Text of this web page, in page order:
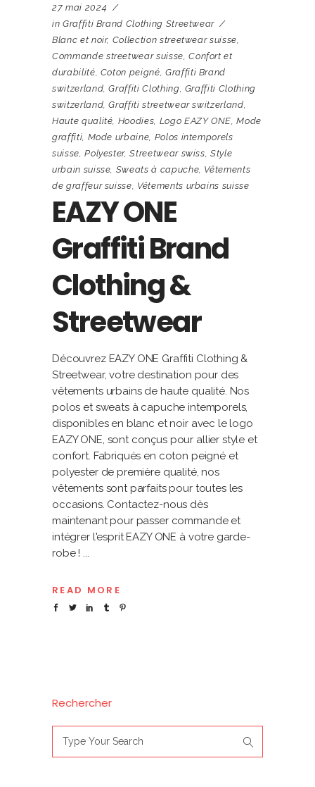
27 mai 2024
in Graffiti Brand Clothing Streetwear
Blanc et noir, Collection streetwear suisse,
Commande streetwear suisse,Confort et
durabilité, Coton peigné, Graffiti Brand
switzerland,Graffiti Clothing, Graffiti Clothing
switzerland,Graffiti streetwear switzerland,
Haute qualité, Hoodies, Logo EAZY ONE,Mode
graffiti, Mode urbaine, Polos intemporels
suisse,Polyester,Streetwear swiss,Style
urbain suisse, Sweats à capuche, Vêtements
de graffeur suisse, Vêtements urbains suisse
EAZY ONE
Graffiti Brand
Clothing &
Streetwear
Découvrez EAZY ONE Graffiti Clothing &
Streetwear, votre destination pour des
vêtements urbains de haute qualité. Nos
polos et sweats à capuche intemporels,
disponibles en blanc et noir avec le logo
EAZY ONE, sont conçus pour allier style et
confort. Fabriqués en coton peigné et
polyester de première qualité, nos
vêtements sont parfaits pour toutes les
occasions. Contactez-nous dès
maintenant pour passer commande et
intégrer l'esprit EAZY ONE à votre garde-
robe !
READ MORE
Rechercher
for: